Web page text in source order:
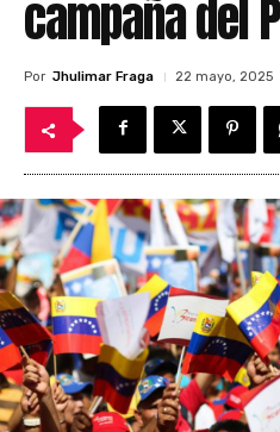
campaña del
Por Jhulimar Fraga 22 mayo, 2025